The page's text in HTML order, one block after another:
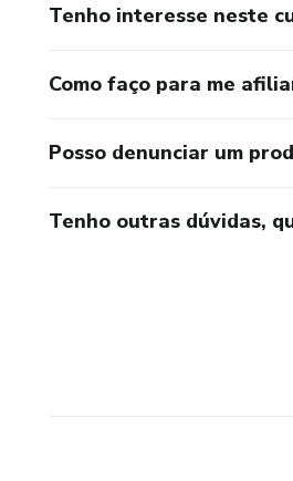
Tenho interesse neste
Como faço para me
Posso denunciar um
Tenho outras dúvidas,